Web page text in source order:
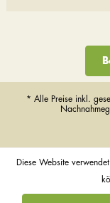
* Alle Preise inkl.
Diese Website